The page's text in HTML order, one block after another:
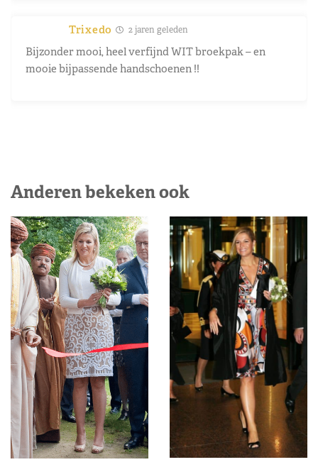
Trixedo 2 jaren geleden
Bijzonder mooi, heel verfijnd WIT broekpak – en
mooie bijpassende handschoenen !!
Anderen bekeken ook